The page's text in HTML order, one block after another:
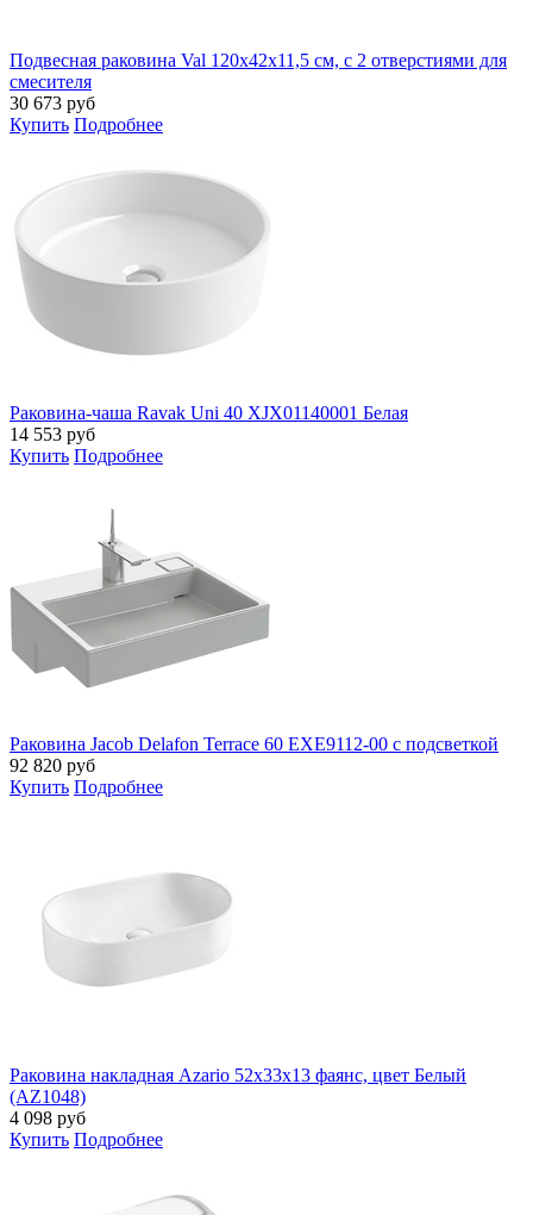
Подвесная раковина Val 120х42х11,5 см, с 2 отверстиями для
смесителя
30 673 руб
Купить Подробнее
Раковина-чаша Ravak Uni 40 XJX01140001 Белая
14 553 руб
Купить Подробнее
Раковина Jacob Delafon Terrace 60 EXE9112-00 с подсветкой
92 820 руб
Купить Подробнее
Раковина накладная Azario 52х33х13 фаянс, цвет Белый
(AZ1048)
4 098 руб
Купить Подробнее